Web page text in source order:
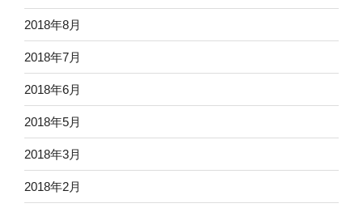
2018年8月
2018年7月
2018年6月
2018年5月
2018年3月
2018年2月